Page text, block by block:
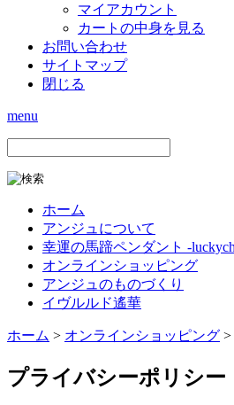
マイアカウント
カートの中身を見る
お問い合わせ
サイトマップ
閉じる
menu
ホーム
アンジュについて
幸運の馬蹄ペンダント -
オンラインショッピング
アンジュのものづくり
イヴルルド遙華
ホーム > オンラインショッピング >
プライバシーポリシー